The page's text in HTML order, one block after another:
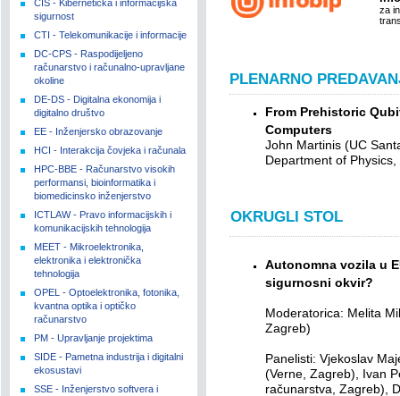
CIS - Kibernetička i informacijska
sigurnost
CTI - Telekomunikacije i informacije
DC-CPS - Raspodijeljeno
računarstvo i računalno-upravljane
okoline
DE-DS - Digitalna ekonomija i
digitalno društvo
EE - Inženjersko obrazovanje
HCI - Interakcija čovjeka i računala
HPC-BBE - Računarstvo visokih
performansi, bioinformatika i
biomedicinsko inženjerstvo
ICTLAW - Pravo informacijskih i
komunikacijskih tehnologija
MEET - Mikroelektronika,
elektronika i elektronička
tehnologija
OPEL - Optoelektronika, fotonika,
kvantna optika i optičko
računarstvo
PM - Upravljanje projektima
SIDE - Pametna industrija i digitalni
ekosustavi
SSE - Inženjerstvo softvera i
za
PLENARNO
From Prehistoric
Computers
John Martinis (UC
Department of
OKRUGLI STOL
Autonomna vozila u
sigurnosni okvir?
Moderatorica: Melita
Zagreb)
Panelisti: Vjekoslav
(Verne, Zagreb), Ivan
računarstva, Zagreb),